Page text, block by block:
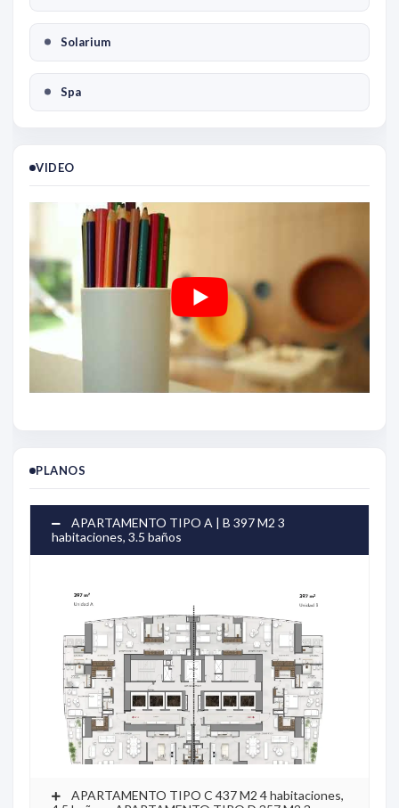
Solarium
Spa
VIDEO
PLANOS
APARTAMENTO TIPO A | B 397 M2 3
habitaciones, 3.5 baños
APARTAMENTO TIPO C 437 M2 4 habitaciones,